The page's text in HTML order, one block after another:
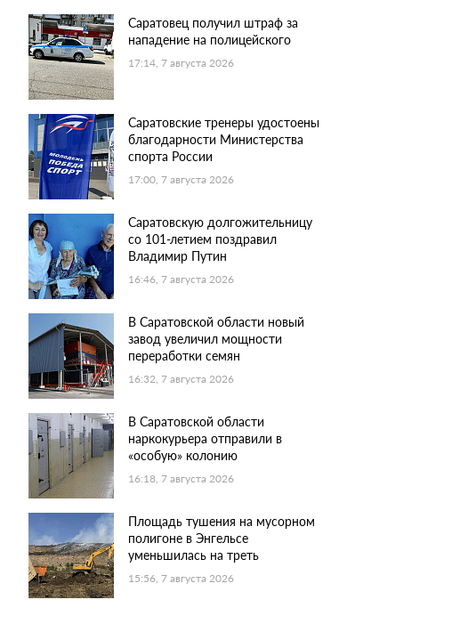
Саратовец получил штраф за
нападение на полицейского
17:14, 7 августа 2026
Саратовские тренеры удостоены
благодарности Министерства
спорта России
17:00, 7 августа 2026
Саратовскую долгожительницу
со 101-летием поздравил
Владимир Путин
16:46, 7 августа 2026
В Саратовской области новый
завод увеличил мощности
переработки семян
16:32, 7 августа 2026
В Саратовской области
наркокурьера отправили в
«особую» колонию
16:18, 7 августа 2026
Площадь тушения на мусорном
полигоне в Энгельсе
уменьшилась на треть
15:56, 7 августа 2026